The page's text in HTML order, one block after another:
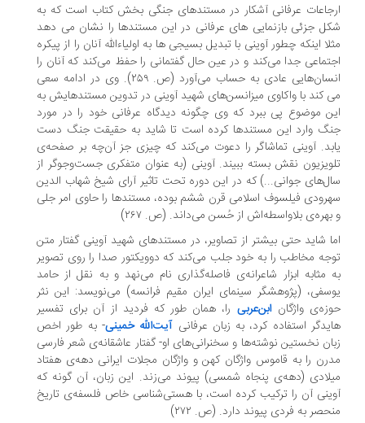
عرفانی آشکار در مستندهای جنگی بخش کتاب است که به
جزئی بازنمایی های عرفانی در این مستندها را نشان می دهد
اینکه چطور آوینی با تبدیل بسیجی ها به اولیاءالله آنان را از پیکره
جدا می‌کند و در عین حال گفتمانی را حفظ می‌کند که آنان را
انسان‌هایی عادی به حساب می‌آورد (ص. ۲۵۹). وی در ادامه سعی
کند با واکاوی میزانسن‌های شهید آوینی در تدوین مستندهایش به
موضوع پی ببرد که وی چگونه دیدگاه عرفانی خود را در مورد
وارد این مستندها کرده است تا شاید به حقیقت جنگ دست
آوینی تماشاگر را دعوت می‌کند که چیزی جز آن‌چه بر صفحه‌ی
نقش بسته ببیند. آوینی (به عنوان متفکری جست‌وجوگر از
جوانی...) که در این دوره تحت تاثیر آرای شیخ شهاب الدین
فیلسوف اسلامی قرن ششم بوده، مستندها را حاوی امر جلی
بلاواسطه‌اش از حُسن می‌داند. (ص. ۲۶۷)
شاید حتی بیشتر از تصاویر، در مستندهای شهید آوینی گفتار متن
مخاطب را به خود جلب می‌کند که دوویکتور صدا را روی تصویر
مثابه ابزار شاعرانه‌ی فاصله‌گذاری نام می‌نهد و به نقل از حامد
(پژوهشگر سینمای ایران مقیم فرانسه) می‌نویسد: این نثر
واژگان ابن‌عربیرا، همان طور که فردید از آن برای تفسیر
استفاده کرد، به زبان عرفانی آیت‌الله خمینی - به طور اخص
نخستین نوشته‌ها و سخنرانی‌های او- گفتار عاشقانه‌ی شعر فارسی
را به قاموس واژگان کهن و واژگان مجلات ایرانی دهه‌ی هفتاد
(دهه‌ی پنجاه شمسی) پیوند می‌زند. این زبان، آن گونه که
آن را ترکیب کرده است، با هستی‌شناسی خاص فلسفه‌ی تاریخ
به فردی پیوند دارد. (ص. ۲۷۲)